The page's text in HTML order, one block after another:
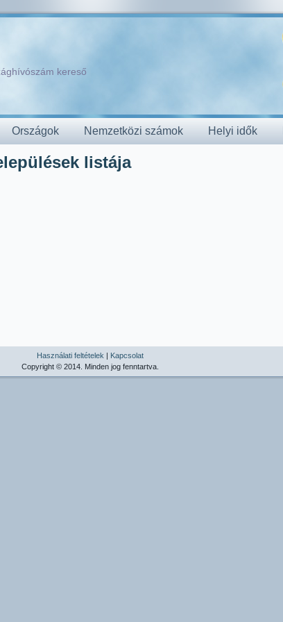
kereső
Országok Nemzetközi számok Helyi idők
listája
Használati feltételek | Kapcsolat
Copyright © 2014. Minden jog fenntartva.